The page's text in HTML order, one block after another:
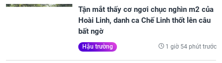
Tận mắt thấy cơ ngơi chục nghìn m2 của
Hoài Linh, danh ca Chế Linh thốt lên câu
bất ngờ
Hậu trường 1 giờ 54 phút trước